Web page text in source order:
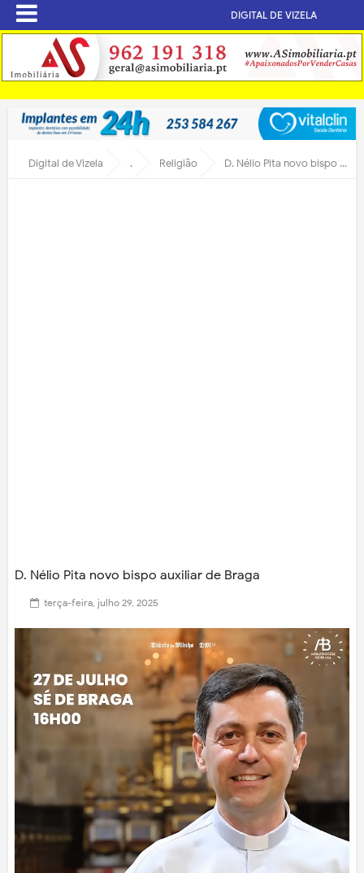
DIGITAL DE VIZELA
Digital de Vizela . Religião D. Nélio Pita novo bispo auxiliar de Braga
D. Nélio Pita novo bispo auxiliar de Braga
terça-feira, julho 29, 2025